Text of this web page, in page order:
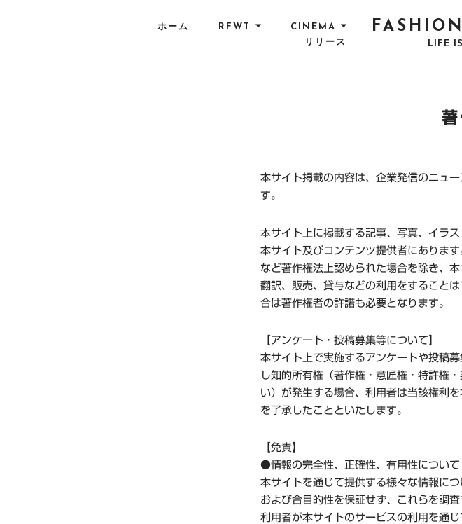
ホーム RFWT
CINEMA
リリース
LIFE
本サイト掲載の内容は、企業発信のニュ
す。
本サイト上に掲載する記事、写真、イラ
本サイト及びコンテンツ提供者にありま
など著作権法上認められた場合を除き、
翻訳、販売、貸与などの利用をすること
合は著作権者の許諾も必要となります。
【アンケート・投稿募集等について】
本サイト上で実施するアンケートや投稿
し知的所有権（著作権・意匠権・特許権
い）が発生する場合、利用者は当該権利
を了承したことといたします。
【免責】
●情報の完全性、正確性、有用性について
本サイトを通じて提供する様々な情報に
および合目的性を保証せず、これらを調
利用者が本サイトのサービスの利用を通